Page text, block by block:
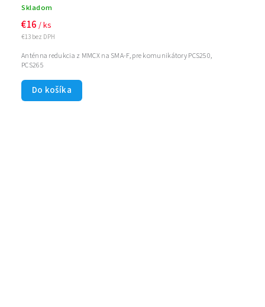
Skladom
€13 bez DPH
€16 / ks
Do košíka
Anténna redukcia z MMCX na SMA-F, pre komunikátory PCS250,
PCS265